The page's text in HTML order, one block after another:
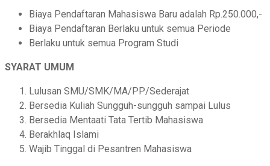
Biaya Pendaftaran Mahasiswa Baru adalah Rp.250.000,-
Biaya Pendaftaran Berlaku untuk semua Periode
Berlaku untuk semua Program Studi
SYARAT UMUM
Lulusan SMU/SMK/MA/PP/Sederajat
Bersedia Kuliah Sungguh-sungguh sampai Lulus
Bersedia Mentaati Tata Tertib Mahasiswa
Berakhlaq Islami
Wajib Tinggal di Pesantren Mahasiswa